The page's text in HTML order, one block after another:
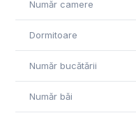
Număr camere
Dormitoare
Număr bucătării
Număr băi